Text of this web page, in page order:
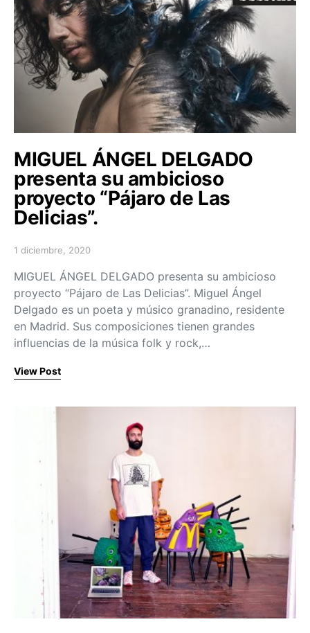
MIGUEL ÁNGEL DELGADO
presenta su ambicioso
proyecto “Pájaro de Las
Delicias”.
Posted on
1 diciembre, 2020
MIGUEL ÁNGEL DELGADO presenta su ambicioso
proyecto “Pájaro de Las Delicias”. Miguel Ángel
Delgado es un poeta y músico granadino, residente
en Madrid. Sus composiciones tienen grandes
influencias de la música folk y rock,…
View Post